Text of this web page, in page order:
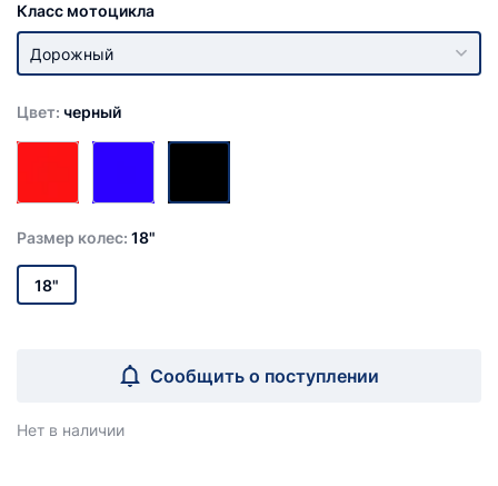
Класс мотоцикла
Дорожный
Цвет: черный
Размер колес: 18"
18"
Сообщить о поступлении
Нет в наличии